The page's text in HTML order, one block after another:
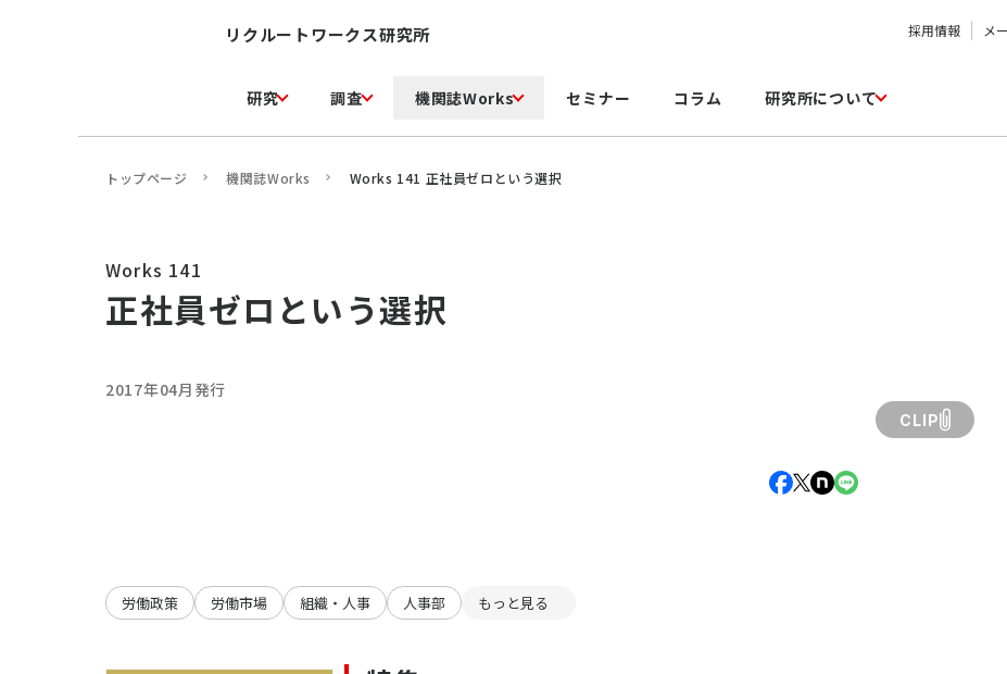
リクルートワークス研究所 採用情報 メ
研究 調査 機関誌Works セミナー コラム 研究所について
トップページ 機関誌Works Works 141 正社員ゼロという選択
Works 141
正社員ゼロという選択
2017年04月発行
CLIP
労働政策 労働市場 組織・人事 人事部 もっと見る